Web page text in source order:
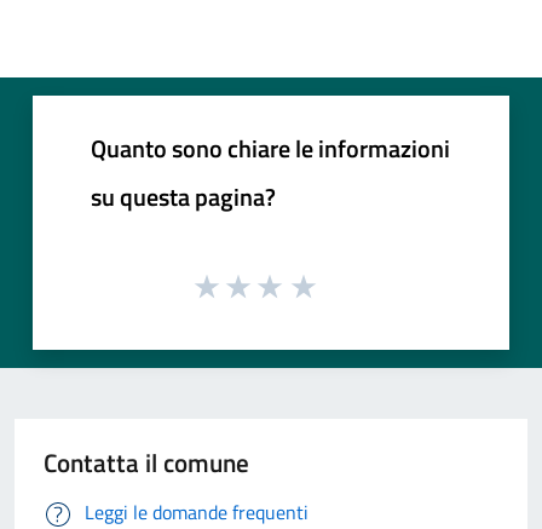
Quanto sono chiare le informazioni
su questa pagina?
Contatta il comune
Leggi le domande frequenti